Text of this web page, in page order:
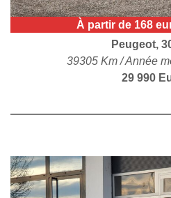
À partir de 168
Peugeot,
39305 Km / Année
29 990